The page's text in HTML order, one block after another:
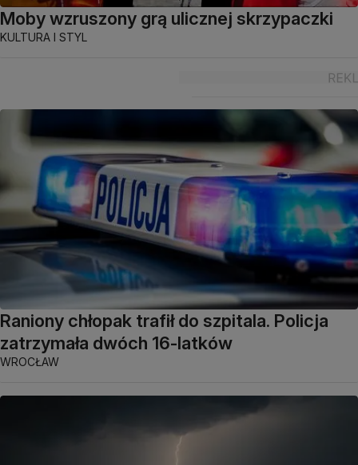
Moby wzruszony grą ulicznej skrzypaczki
KULTURA I STYL
Raniony chłopak trafił do szpitala. Policja
zatrzymała dwóch 16-latków
WROCŁAW